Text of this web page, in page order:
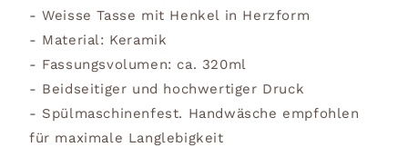
- Weisse Tasse mit Henkel in Herzform
- Material: Keramik
- Fassungsvolumen: ca. 320ml
- Beidseitiger und hochwertiger Druck
- Spülmaschinenfest. Handwäsche empfohlen
für maximale Langlebigkeit